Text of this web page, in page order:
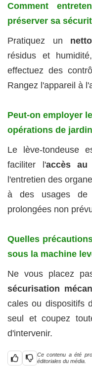
Comment
préserver sa
Pratiquez un
résidus et
effectuez des
Rangez l'appareil à
Peut-on employer
opérations de
Le lève-tondeuse
faciliter l'accès au
l'entretien des
à des usages de
prolongées non
Quelles
sous la machine
Ne vous placez
sécurisation
cales ou dispositifs
seul et coupez
d'intervenir.
Ce contenu a été
éditoriales du média.